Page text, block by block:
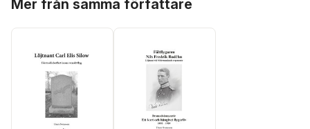
Mer från samma författare